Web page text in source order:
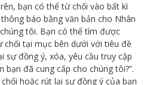
bạn có thể từ chối vào bất kì
báo bằng văn bản cho Nhân
tôi. Bạn có thể tìm được
chối tại mục bên dưới với tiêu đề
sự đồng ý, xóa, yêu cầu truy cập
đã cung cấp cho chúng tôi?”.
hoặc rút lại sự đồng ý của bạn